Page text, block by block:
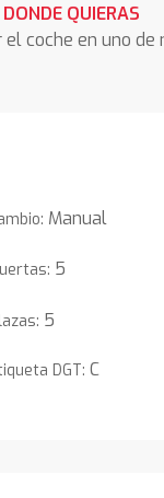
QUIERAS
coche en uno
Manual
5
5
DGT:C